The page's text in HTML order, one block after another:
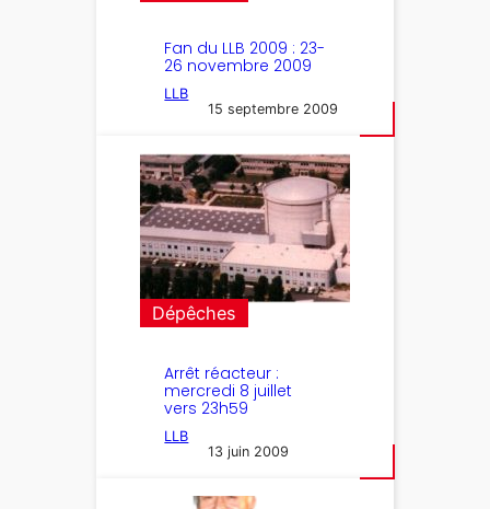
Fan du LLB 2009 : 23-
26 novembre 2009
LLB
15 septembre 2009
Dépêches
Arrêt réacteur :
mercredi 8 juillet
vers 23h59
LLB
13 juin 2009